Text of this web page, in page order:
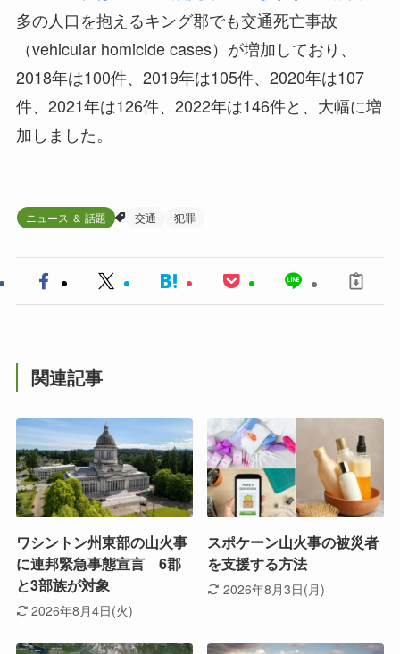
多の人口を抱えるキング郡でも交通死亡事故
（vehicular homicide cases）が増加しており、
2018年は100件、2019年は105件、2020年は107
件、2021年は126件、2022年は146件と、大幅に増
加しました。
ニュース ＆ 話題 交通 犯罪
関連記事
ワシントン州東部の山火事
に連邦緊急事態宣言 6郡
と3部族が対象
2026年8月4日(火)
スポケーン山火事の被災者
を支援する方法
2026年8月3日(月)